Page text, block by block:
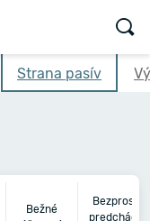
Strana pasív
Bežné